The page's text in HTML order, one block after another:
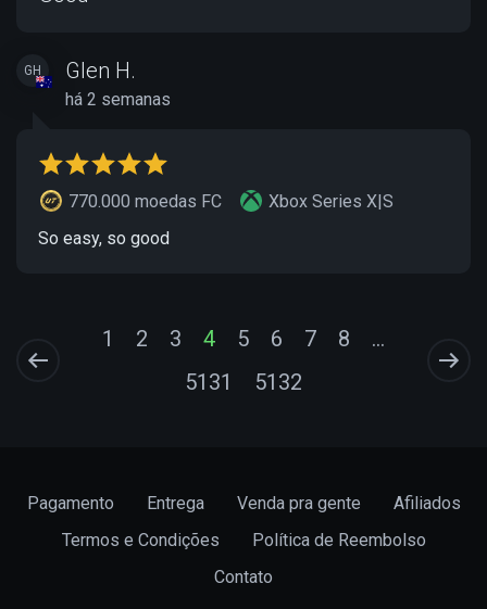
GH Glen H.
há 2 semanas
770.000 moedas FC
Xbox Series X|S
So easy, so good
1 2 3 4 5 6 7 8
...
5131
5132
Pagamento Entrega Venda pra gente
Afiliados
Termos e Condições
Política de Reembolso
Contato